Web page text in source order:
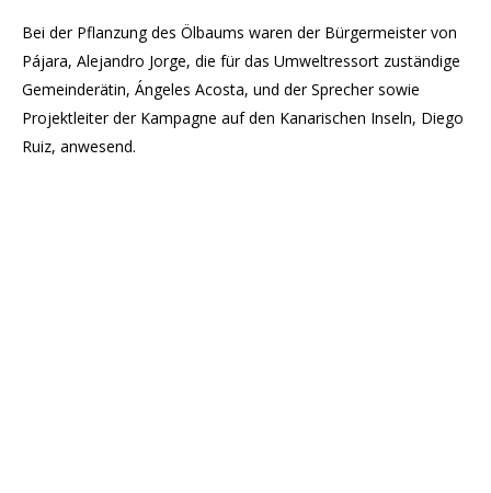
Bei der Pflanzung des Ölbaums waren der Bürgermeister von
Pájara, Alejandro Jorge, die für das Umweltressort zuständige
Gemeinderätin, Ángeles Acosta, und der Sprecher sowie
Projektleiter der Kampagne auf den Kanarischen Inseln, Diego
Ruiz, anwesend.